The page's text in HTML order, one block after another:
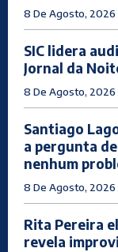
8 De Agosto, 2026
SIC lidera
Jornal da
8 De Agosto, 2026
Santiago
a pergunta
nenhum
8 De Agosto, 2026
Rita Pereira
revela